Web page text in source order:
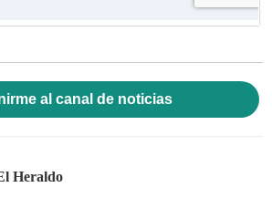
al canal de noticias
Heraldo